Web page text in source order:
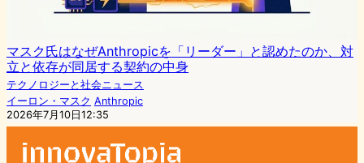
マスク氏はなぜAnthropicを「リーダー」と認めたのか、対
立と依存が同居する契約の中身
テクノロジーと社会ニュース
イーロン・マスク Anthropic
2026年7月10日12:35